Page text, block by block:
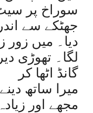
سوراخ پر سیٹ
جھٹکے سے
دیا۔ میں
لگا۔ تھوڑی
گانڈ اٹھا کر
میرا ساتھ
مجھے اور